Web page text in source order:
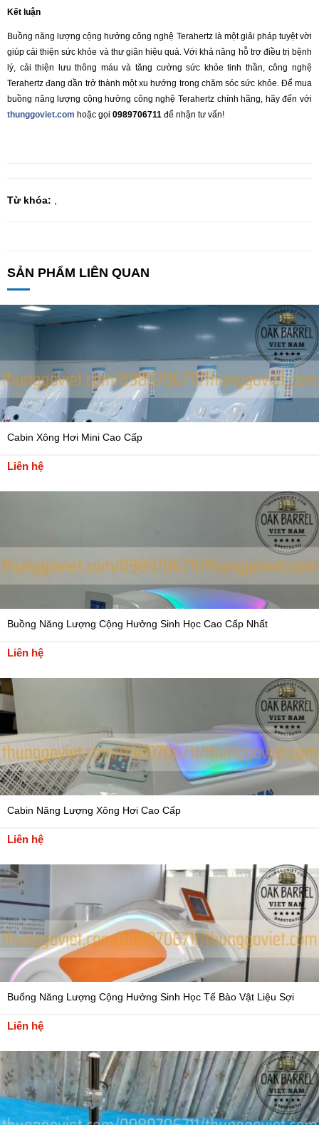
Kết luận
Buồng năng lượng cộng hưởng công nghệ Terahertz là một giải pháp tuyệt vời
giúp cải thiện sức khỏe và thư giãn hiệu quả. Với khả năng hỗ trợ điều trị bệnh
lý, cải thiện lưu thông máu và tăng cường sức khỏe tinh thần, công nghệ
Terahertz đang dần trở thành một xu hướng trong chăm sóc sức khỏe. Để mua
buồng năng lượng cộng hưởng công nghệ Terahertz chính hãng, hãy đến với
thunggoviet.com hoặc gọi 0989706711 để nhận tư vấn!
Từ khóa: ,
SẢN PHẨM LIÊN QUAN
Cabin Xông Hơi Mini Cao Cấp
Liên hệ
Buồng Năng Lượng Cộng Hưởng Sinh Học Cao Cấp Nhất
Liên hệ
Cabin Năng Lượng Xông Hơi Cao Cấp
Liên hệ
Buống Năng Lượng Cộng Hưởng Sinh Học Tế Bào Vật Liệu Sợi
Liên hệ